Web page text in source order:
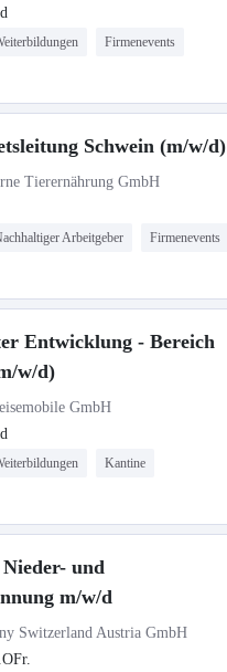
Firmenevents
Schwein (m/w/d)
Tierernährung GmbH
Arbeitgeber Firmenevents
Entwicklung - Bereich
w/d)
GmbH
Kantine
und
m/w/d
Switzerland Austria GmbH